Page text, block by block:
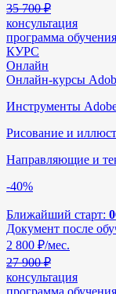
35 700 ₽
консультация
программа обучения
КУРС
Онлайн
Онлайн-курсы
Инструменты
Рисование и
Направляющие и
-40%
Ближайший старт:
Документ после
2 800 ₽/мес.
27 900 ₽
консультация
программа обучения